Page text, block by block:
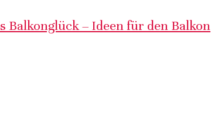
Balkonglück – Ideen für den Balkon